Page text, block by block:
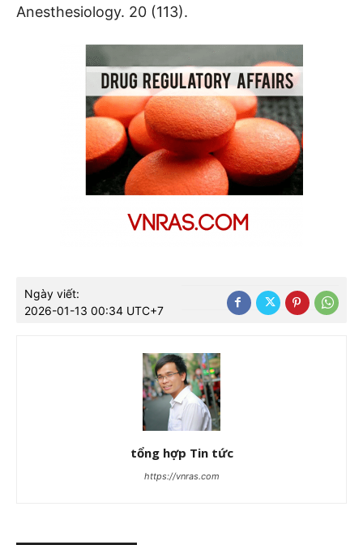
Anesthesiology. 20 (113).
Ngày viết:
2026-01-13 00:34 UTC+7
tổng hợp Tin tức
https://vnras.com